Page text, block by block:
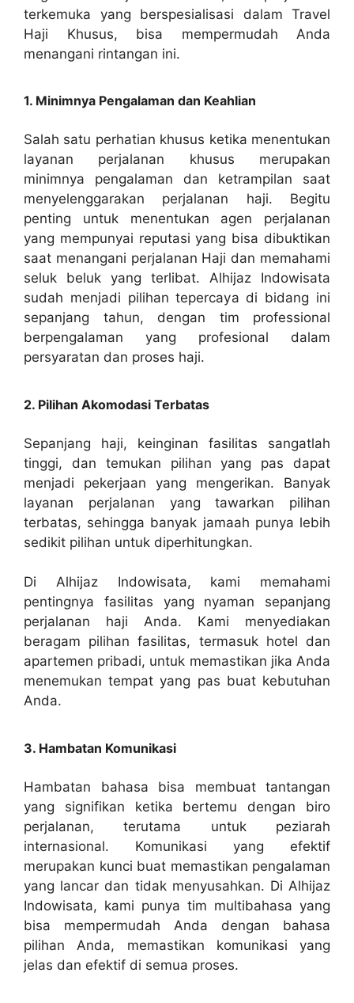
terkemuka yang berspesialisasi dalam Travel
Haji Khusus, bisa mempermudah Anda
menangani rintangan ini.
1. Minimnya Pengalaman dan Keahlian
Salah satu perhatian khusus ketika menentukan
layanan perjalanan khusus merupakan
minimnya pengalaman dan ketrampilan saat
menyelenggarakan perjalanan haji. Begitu
penting untuk menentukan agen perjalanan
yang mempunyai reputasi yang bisa dibuktikan
saat menangani perjalanan Haji dan memahami
seluk beluk yang terlibat. Alhijaz Indowisata
sudah menjadi pilihan tepercaya di bidang ini
sepanjang tahun, dengan tim professional
berpengalaman yang profesional dalam
persyaratan dan proses haji.
2. Pilihan Akomodasi Terbatas
Sepanjang haji, keinginan fasilitas sangatlah
tinggi, dan temukan pilihan yang pas dapat
menjadi pekerjaan yang mengerikan. Banyak
layanan perjalanan yang tawarkan pilihan
terbatas, sehingga banyak jamaah punya lebih
sedikit pilihan untuk diperhitungkan.
Di Alhijaz Indowisata, kami memahami
pentingnya fasilitas yang nyaman sepanjang
perjalanan haji Anda. Kami menyediakan
beragam pilihan fasilitas, termasuk hotel dan
apartemen pribadi, untuk memastikan jika Anda
menemukan tempat yang pas buat kebutuhan
Anda.
3. Hambatan Komunikasi
Hambatan bahasa bisa membuat tantangan
yang signifikan ketika bertemu dengan biro
perjalanan, terutama untuk peziarah
internasional. Komunikasi yang efektif
merupakan kunci buat memastikan pengalaman
yang lancar dan tidak menyusahkan. Di Alhijaz
Indowisata, kami punya tim multibahasa yang
bisa mempermudah Anda dengan bahasa
pilihan Anda, memastikan komunikasi yang
jelas dan efektif di semua proses.